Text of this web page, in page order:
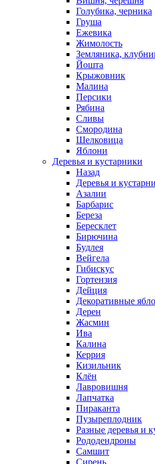
Голубика, черника
Груша
Ежевика
Жимолость
Земляника,
Йошта
Крыжовник
Малина
Персики
Рябина
Сливы
Смородина
Шелковица
Яблони
Деревья и кустарники
Назад
Деревья и
Азалии
Барбарис
Береза
Бересклет
Бирючина
Будлея
Вейгела
Гибискус
Гортензия
Дейция
Декоративные
Дерен
Жасмин
Ива
Калина
Керрия
Кизильник
Клён
Лавровишня
Лапчатка
Пираканта
Пузыреплодник
Разные деревья и
Рододендроны
Самшит
Сирень